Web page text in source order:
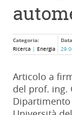
Categoria:
Ricerca Energia
Articolo a
del prof. ing.
Dipartimento